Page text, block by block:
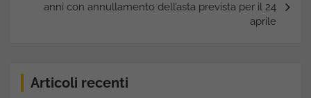
anni con annullamento dell’asta prevista per il 24
aprile
Articoli recenti